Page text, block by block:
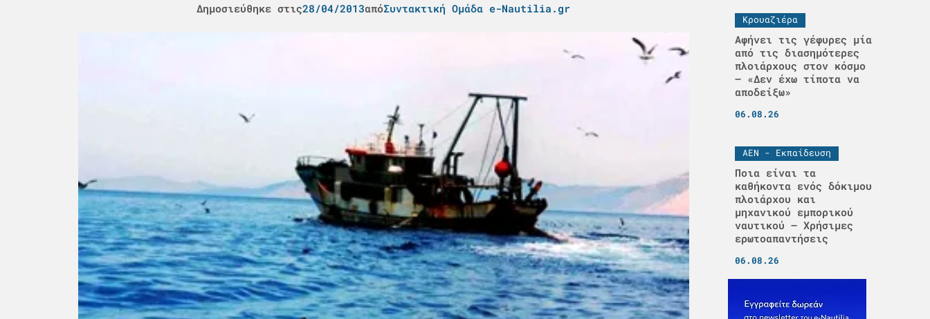
Δημοσιεύθηκε στις28/04/2013απόΣυντακτική Ομάδα e-Nautilia.gr
Κρουαζιέρα
Αφήνει τις γέφυρες μία
από τις διασημότερες
πλοιάρχους στον κόσμο
– «Δεν έχω τίποτα να
αποδείξω»
06.08.26
ΑΕΝ - Εκπαίδευση
Ποια είναι τα
καθήκοντα ενός δόκιμου
πλοιάρχου και
μηχανικού εμπορικού
ναυτικού – Χρήσιμες
ερωτοαπαντήσεις
06.08.26